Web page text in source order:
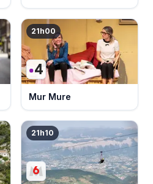
21h00
Mur Mure
21h10